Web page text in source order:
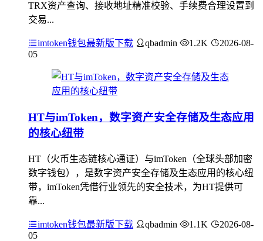
TRX资产查询、接收地址精准校验、手续费合理设置到
交易...
imtoken钱包最新版下载 qbadmin 1.2K
2026-08-
05
HT与imToken，数字资产安全存储及生态应用
的核心纽带
HT（火币生态链核心通证）与imToken（全球头部加密
数字钱包），是数字资产安全存储及生态应用的核心纽
带，imToken凭借行业领先的安全技术，为HT提供可
靠...
imtoken钱包最新版下载 qbadmin 1.1K
2026-08-
05